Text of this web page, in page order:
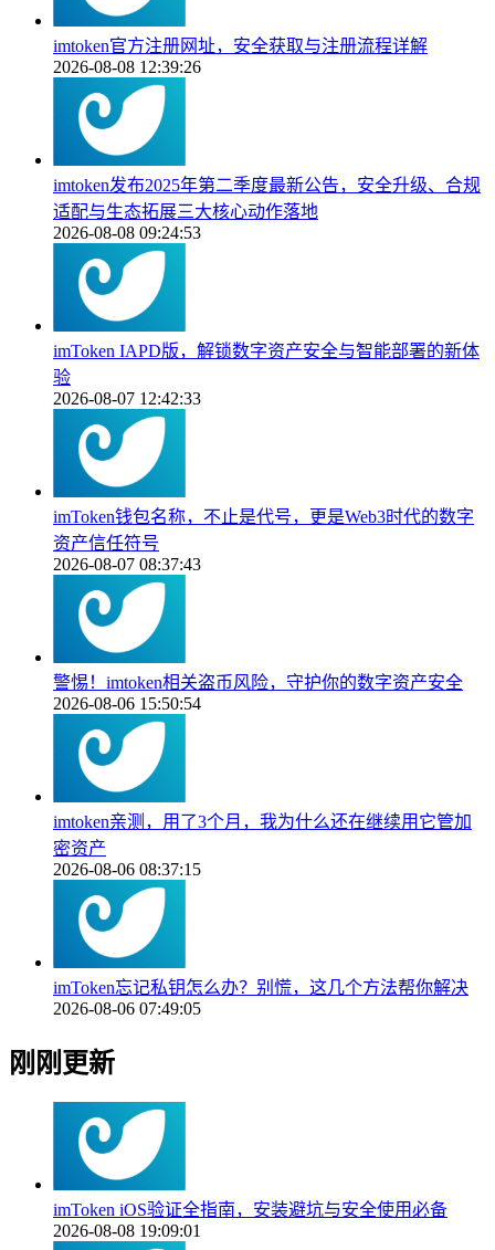
imtoken官方注册网址，安全获取与注册流程详解
2026-08-08 12:39:26
imtoken发布2025年第二季度最新公告，安全升级、合规
适配与生态拓展三大核心动作落地
2026-08-08 09:24:53
imToken IAPD版，解锁数字资产安全与智能部署的新体
验
2026-08-07 12:42:33
imToken钱包名称，不止是代号，更是Web3时代的数字
资产信任符号
2026-08-07 08:37:43
警惕！imtoken相关盗币风险，守护你的数字资产安全
2026-08-06 15:50:54
imtoken亲测，用了3个月，我为什么还在继续用它管加
密资产
2026-08-06 08:37:15
imToken忘记私钥怎么办？别慌，这几个方法帮你解决
2026-08-06 07:49:05
刚刚更新
imToken iOS验证全指南，安装避坑与安全使用必备
2026-08-08 19:09:01